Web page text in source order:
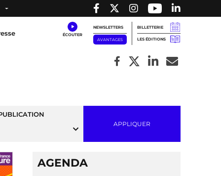
NEWSLETTERS
AVANTAGES
BILLETTERIE
LES ÉDITIONS
APPLIQUER
AGENDA